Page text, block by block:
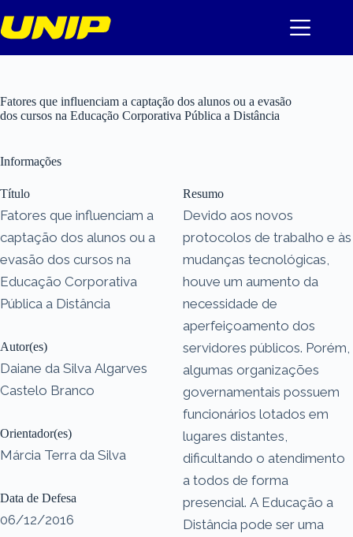
para
o
Fatores que influenciam a captação dos alunos ou a evasão
dos cursos na Educação Corporativa Pública a Distância
Informações
Título
Fatores que influenciam a
captação dos alunos ou a
evasão dos cursos na
Educação Corporativa
Pública a Distância
Autor(es)
Daiane da Silva Algarves
Castelo Branco
Orientador(es)
Márcia Terra da Silva
Data de Defesa
06/12/2016
Resumo
Devido aos novos
protocolos de trabalho e às
mudanças tecnológicas,
houve um aumento da
necessidade de
aperfeiçoamento dos
servidores públicos. Porém,
algumas organizações
governamentais possuem
funcionários lotados em
lugares distantes,
dificultando o atendimento
a todos de forma
presencial. A Educação a
Distância pode ser uma